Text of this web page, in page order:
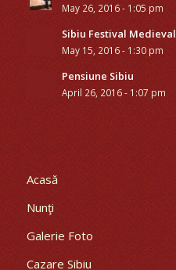
May 26, 2016 - 1:05 pm
Sibiu Festival Medieval
May 15, 2016 - 1:30 pm
Pensiune Sibiu
April 26, 2016 - 1:07 pm
Acasă
Nunţi
Galerie Foto
Cazare Sibiu